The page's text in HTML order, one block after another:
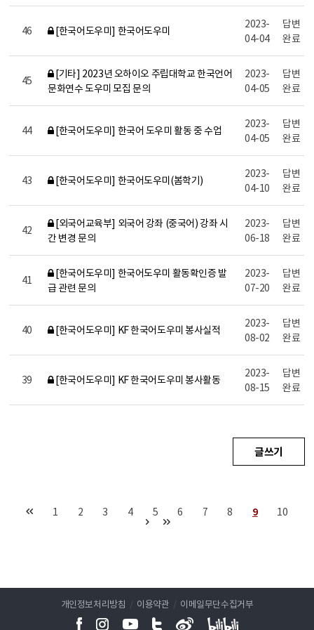
46 [한국어도우미] 한국어도우미
2023-
04-04
답변
완료
45
[기타] 2023년 오하이오 주립대학교 한국언어
문화연수 도우미 모집 문의
2023-
04-05
답변
완료
44 [한국어도우미] 한국어 도우미 활동 중 수업
2023-
04-05
답변
완료
43 [한국어도우미] 한국어도우미(봄학기)
2023-
04-10
답변
완료
42
[외국어교육부] 외국어 강좌 (중국어) 강좌 시
간 변경 문의
2023-
06-18
답변
완료
41
[한국어도우미] 한국어도우미 활동확인증 발
급 관련 문의
2023-
07-20
답변
완료
40 [한국어도우미] KF 한국어도우미 봉사실적
2023-
08-02
답변
완료
39 [한국어도우미] KF 한국어도우미 봉사활동
2023-
08-15
답변
완료
글쓰기
1 2 3 4 5 6 7 8 9 10
개인정보처리방침 / 이용약관 / 이메일무단수집거부